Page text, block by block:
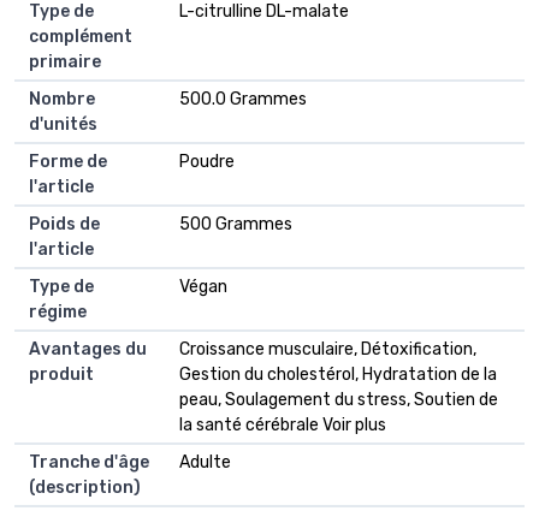
Type de
complément
primaire
L-citrulline DL-malate
Nombre
d'unités
500.0 Grammes
Forme de
l'article
Poudre
Poids de
l'article
500 Grammes
Type de
régime
Végan
Avantages du
produit
Croissance musculaire, Détoxification,
Gestion du cholestérol, Hydratation de la
peau, Soulagement du stress, Soutien de
la santé cérébrale Voir plus
Tranche d'âge
(description)
Adulte